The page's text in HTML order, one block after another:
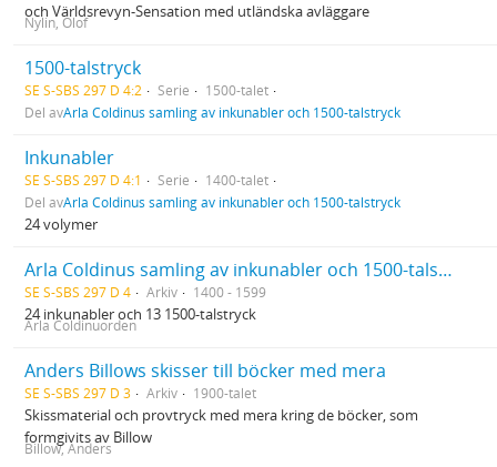
och Världsrevyn-Sensation med utländska avläggare
Nylin, Olof
1500-talstryck
SE S-SBS 297 D 4:2 Serie
1500-talet
Del avArla Coldinus samling av inkunabler och 1500-talstryck
Inkunabler
SE S-SBS 297 D 4:1 Serie
1400-talet
Del avArla Coldinus samling av inkunabler och 1500-talstryck
24 volymer
Arla Coldinus samling av inkunabler och 1500-talstryck
SE S-SBS 297 D 4 Arkiv 1400 - 1599
24 inkunabler och 13 1500-talstryck
Arla Coldinuorden
Anders Billows skisser till böcker med mera
SE S-SBS 297 D 3 Arkiv 1900-talet
Skissmaterial och provtryck med mera kring de böcker, som
formgivits av Billow
Billow, Anders